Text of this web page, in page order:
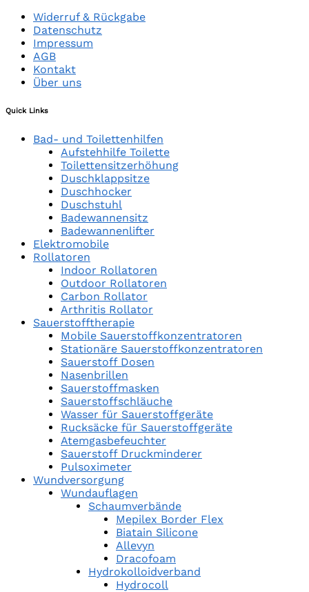
Widerruf & Rückgabe
Datenschutz
Impressum
AGB
Kontakt
Über uns
Quick Links
Bad- und Toilettenhilfen
Aufstehhilfe Toilette
Toilettensitzerhöhung
Duschklappsitze
Duschhocker
Duschstuhl
Badewannensitz
Badewannenlifter
Elektromobile
Rollatoren
Indoor Rollatoren
Outdoor Rollatoren
Carbon Rollator
Arthritis Rollator
Sauerstofftherapie
Mobile Sauerstoffkonzentratoren
Stationäre Sauerstoffkonzentratoren
Sauerstoff Dosen
Nasenbrillen
Sauerstoffmasken
Sauerstoffschläuche
Wasser für Sauerstoffgeräte
Rucksäcke für Sauerstoffgeräte
Atemgasbefeuchter
Sauerstoff Druckminderer
Pulsoximeter
Wundversorgung
Wundauflagen
Schaumverbände
Mepilex Border Flex
Biatain Silicone
Allevyn
Dracofoam
Hydrokolloidverband
Hydrocoll